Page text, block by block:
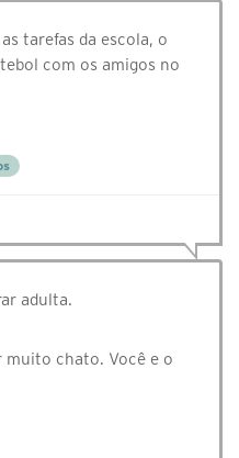
tarefas da escola, o
com os amigos no
adulta.
muito chato. Você e o